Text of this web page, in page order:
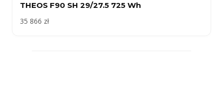
THEOS F90 SH 29/27.5 725 Wh
35 866 zł